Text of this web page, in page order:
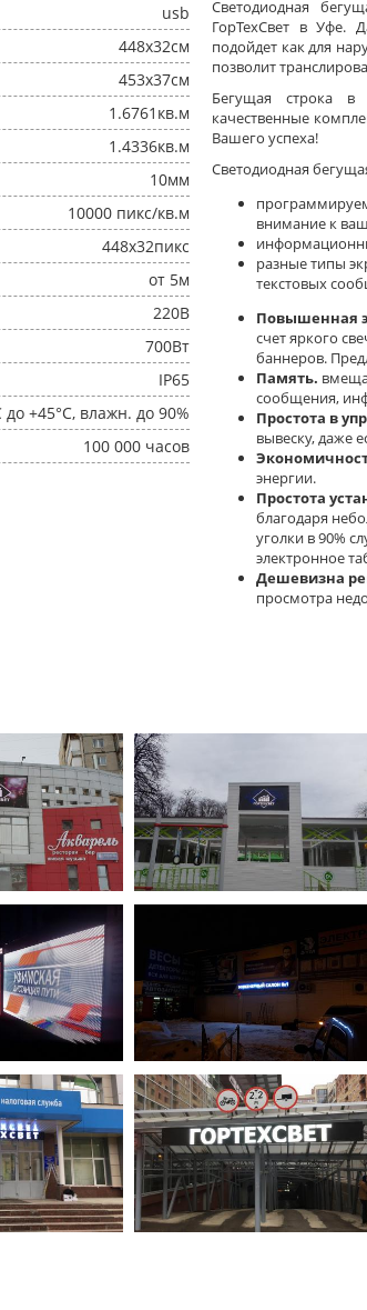
usb
448x32см
453x37см
1.6761кв.м
1.4336кв.м
10мм
10000 пикс/кв.м
448x32пикс
от 5м
220В
700Вт
IP65
до +45°C, влажн. до 90%
100 000 часов
Светодиодная
ГорТехСвет в Уфе.
подойдет как для
позволит
Бегущая строка
качественные
Вашего успеха!
Светодиодная
внимание к
разные типы
текстовых
Повышенная
счет яркого
баннеров.
Память.
сообщения,
Простота в
вывеску, даже
энергии.
Простота
благодаря
уголки в 90%
электронное
Дешевизна
просмотра